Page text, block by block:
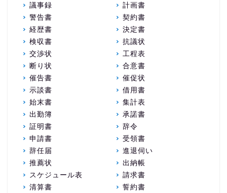
議事録
計画書
警告書
契約書
経歴書
決定書
検収書
抗議状
交渉状
工程表
断り状
合意書
催告書
催促状
示談書
借用書
始末書
集計表
出勤簿
承諾書
証明書
辞令
申請書
受領書
辞任届
進退伺い
推薦状
出納帳
スケジュール表
請求書
清算書
誓約書